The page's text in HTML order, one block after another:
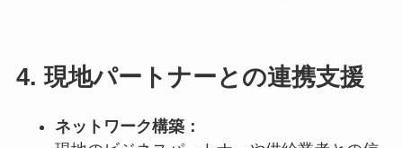
4.現地パートナーとの連携支援
ネットワーク構築：